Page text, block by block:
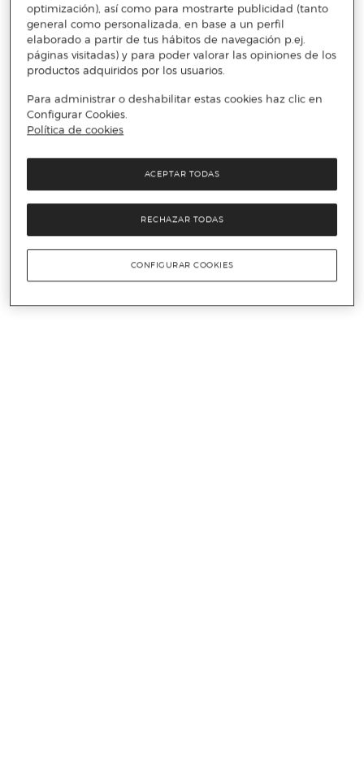
optimización), así como para mostrarte publicidad (tanto
general como personalizada, en base a un perfil
elaborado a partir de tus hábitos de navegación p.ej.
páginas visitadas) y para poder valorar las opiniones de los
productos adquiridos por los usuarios.
Para administrar o deshabilitar estas cookies haz clic en
Configurar Cookies.
Política de cookies
RECHAZAR TODAS
ACEPTAR TODAS
CONFIGURAR COOKIES